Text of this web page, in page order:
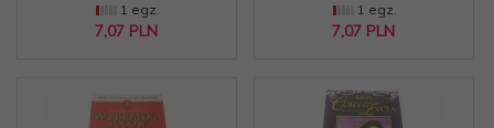
1 egz.
7,07 PLN
1 egz.
7,07 PLN